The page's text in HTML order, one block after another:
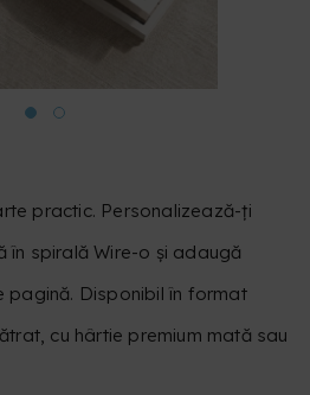
practic. Personalizează-ți
în spirală Wire-o și adaugă
pagină. Disponibil în format
cu hârtie premium mată sau